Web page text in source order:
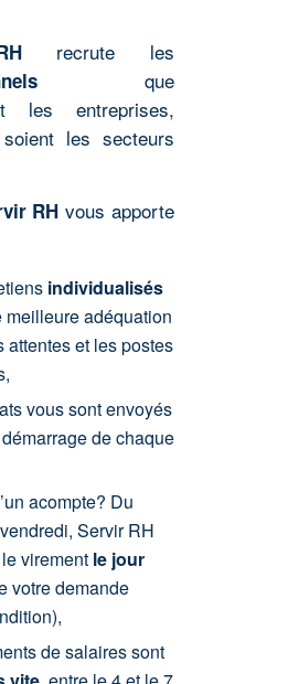
recrute les
que
les entreprises,
les secteurs
RH vous apporte
individualisés
meilleure adéquation
attentes et les postes
vous sont envoyés
de chaque
acompte? Du
Servir RH
virement le jour
votre demande
de salaires sont